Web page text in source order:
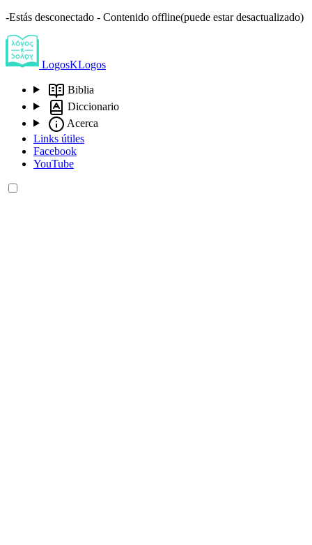
-Estás desconectado - Contenido offline(puede estar desactualizado)
LogosKLogos
Biblia
Diccionario
Acerca
Links útiles
Facebook
YouTube